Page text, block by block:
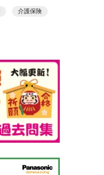
介護保険